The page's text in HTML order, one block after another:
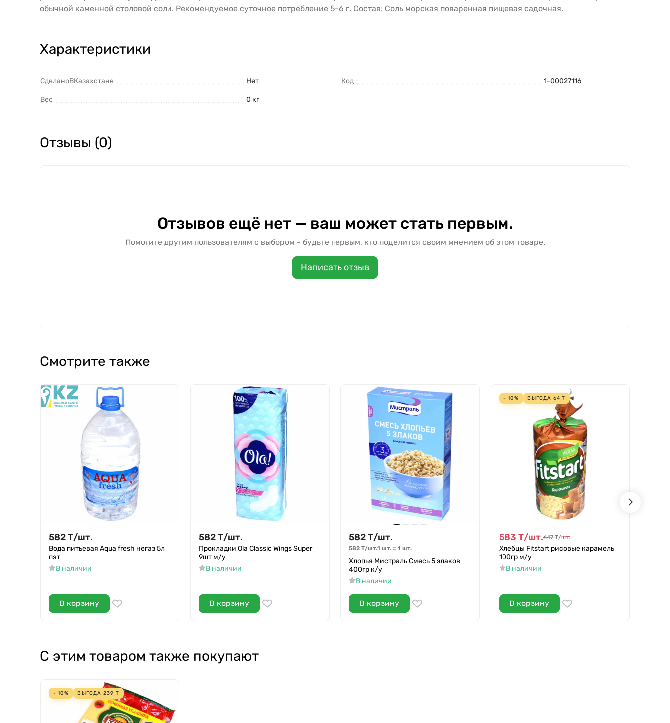
обычной каменной столовой соли. Рекомендуемое суточное потребление 5-6 г. Состав: Соль морская поваренная пищевая садочная.
Характеристики
СделаноВКазахстане Нет
Вес 0 кг
Код 1-00027116
Отзывы (0)
Отзывов ещё нет — ваш может стать первым.
Помогите другим пользователям с выбором - будьте первым, кто поделится своим мнением об этом товаре.
Написать отзыв
Смотрите также
582Т/шт.
Вода питьевая Aqua fresh негаз 5л
пэт
В наличии
В корзину
582Т/шт.
Прокладки Ola Classic Wings Super
9шт м/у
В наличии
В корзину
582Т/шт.
582 Т/шт.1 шт. = 1 шт.
Хлопья Мистраль Смесь 5 злаков
400гр к/у
В наличии
В корзину
- 10% ВЫГОДА 64 Т
583 Т/шт.647 Т/шт.
Хлебцы Fitstart рисовые карамель
100гр м/у
В наличии
В корзину
С этим товаром также покупают
- 10% ВЫГОДА 239 Т